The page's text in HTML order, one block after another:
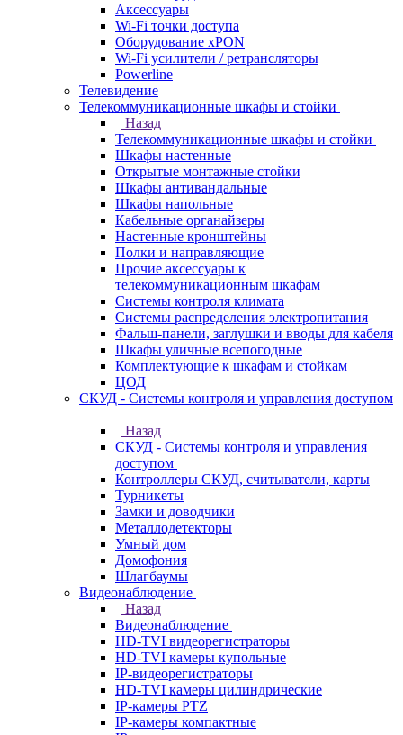
Аксессуары
Wi-Fi точки доступа
Оборудование хPON
Wi-Fi усилители / ретрансляторы
Powerline
Телевидение
Телекоммуникационные шкафы и стойки
Назад
Телекоммуникационные шкафы и стойки
Шкафы настенные
Открытые монтажные стойки
Шкафы антивандальные
Шкафы напольные
Кабельные органайзеры
Настенные кронштейны
Полки и направляющие
Прочие аксессуары к
телекоммуникационным шкафам
Системы контроля климата
Системы распределения электропитания
Фальш-панели, заглушки и вводы для кабеля
Шкафы уличные всепогодные
Комплектующие к шкафам и стойкам
ЦОД
СКУД - Системы контроля и управления доступом
Назад
СКУД - Системы контроля и управления
доступом
Контроллеры СКУД, считыватели, карты
Турникеты
Замки и доводчики
Металлодетекторы
Умный дом
Домофония
Шлагбаумы
Видеонаблюдение
Назад
Видеонаблюдение
HD-TVI видеорегистраторы
HD-TVI камеры купольные
IP-видеорегистраторы
HD-TVI камеры цилиндрические
IP-камеры PTZ
IP-камеры компактные